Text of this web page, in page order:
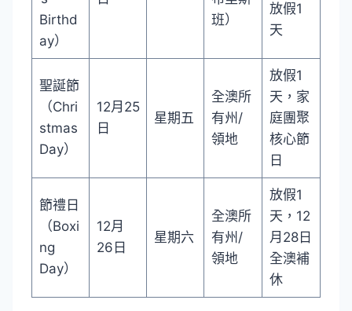
Birthd
ay）
班）
放假1
天
聖誕節
（Chri
stmas
Day）
12月25
日
星期五
全澳所
有州/
領地
放假1
天，家
庭團聚
核心節
日
節禮日
（Boxi
ng
Day）
12月
26日
星期六
全澳所
有州/
領地
放假1
天，12
月28日
全澳補
休